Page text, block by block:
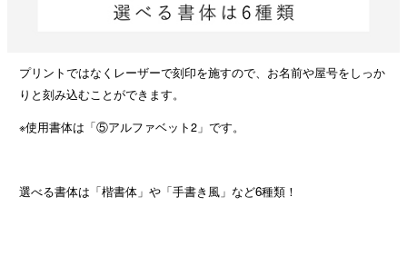
プリントではなくレーザーで刻印を施すので、お名前や屋号をしっか
りと刻み込むことができます。
※使用書体は「⑤アルファベット2」です。
選べる書体は「楷書体」や「手書き風」など6種類！